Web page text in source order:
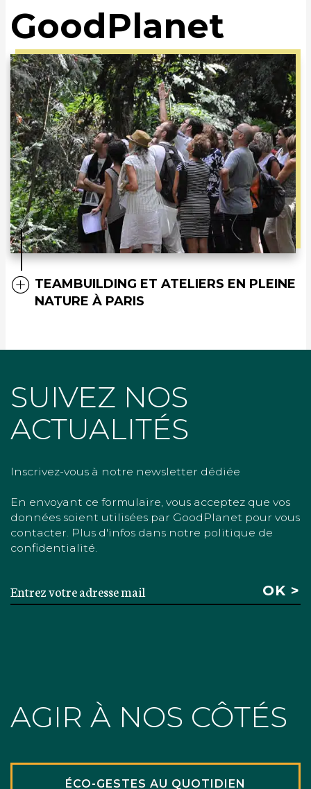
GoodPlanet
TEAMBUILDING ET ATELIERS EN PLEINE
NATURE À PARIS
SUIVEZ NOS
ACTUALITÉS
Inscrivez-vous à notre newsletter dédiée
En envoyant ce formulaire, vous acceptez que vos
données soient utilisées par GoodPlanet pour vous
contacter. Plus d'infos dans notre politique de
confidentialité.
AGIR À NOS CÔTÉS
ÉCO-GESTES AU QUOTIDIEN